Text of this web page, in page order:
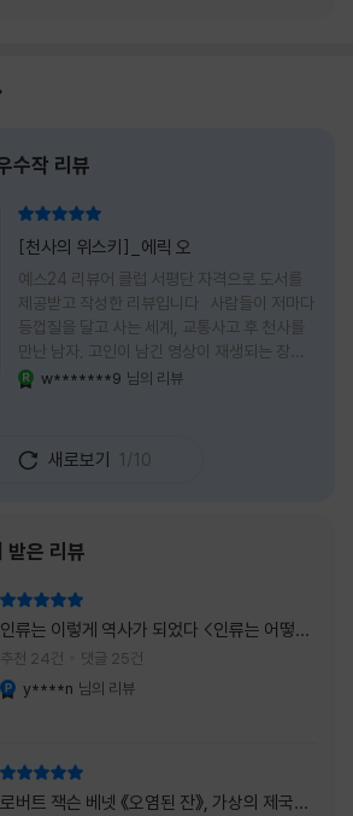
수작 리뷰
[천사의 위스키]_에릭 오
예스24 리뷰어 클럽 서평단 자격으로 도서를
제공받고 작성한 리뷰입니다 사람들이 저마다
등껍질을 달고 사는 세계, 교통사고 후 천사를
만난 남자, 고인이 남긴 영상이 재생되는 장례
식장에서 똥을 싼 개. 이 책에는 몇 줄만 읽어도
넘어가 있었다. 소설을 읽으면서 잘 만든 단편
애니메이션 여러 편을 차례로 보는 기분이 들었
선명하게 그려졌고, 한 편이 끝날 때마다 질문
이 뒤따라왔다. 감출 수 없는 세계는 더 다정할
까 「등껍질」의 세계에서 사람들은 저마다 다른
등껍질을 달고 살아간다. 몸의 일부이면서 한
사람을 표현하는 수단
w*******9 님의 리뷰
새로보기 1/10
받은 리뷰
인류는 이렇게 역사가 되었다 <인류는 어떻게
역사가 되었나>
추천 24건 댓글 25건
y****n 님의 리뷰
로버트 잭슨 베넷 《오염된 잔》, 가상의 제국이